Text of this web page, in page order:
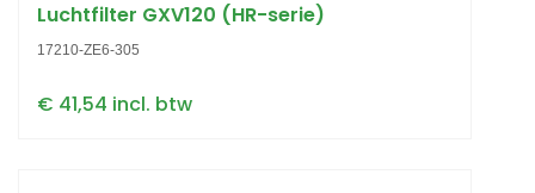
Luchtfilter GXV120 (HR-serie)
17210-ZE6-305
€ 41,54 incl. btw